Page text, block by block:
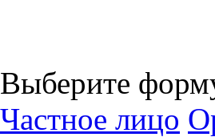
Выберите
Частное лицо